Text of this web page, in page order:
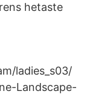
hetaste
ladies_s03/
Landscape-